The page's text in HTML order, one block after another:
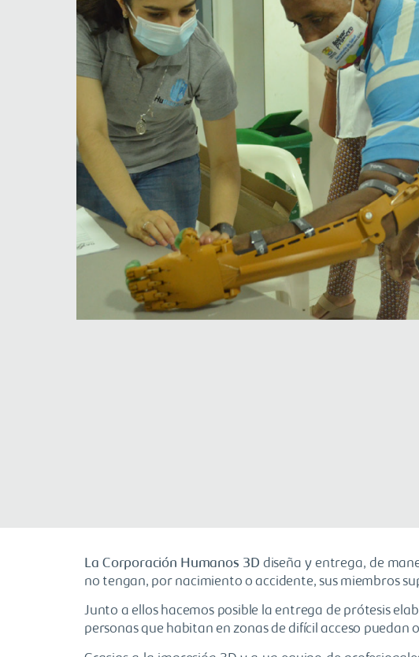
La Corporación Humanos 3D diseña y entrega, de
no tengan, por nacimiento o accidente, sus miembros
Junto a ellos hacemos posible la entrega de prótesis
personas que habitan en zonas de difícil acceso puedan